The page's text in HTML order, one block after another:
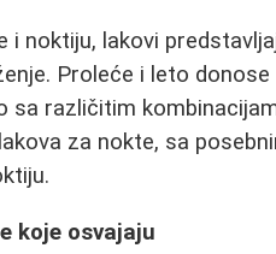
i noktiju, lakovi
Proleće i leto
sa različitim
za nokte, sa
koje osvajaju